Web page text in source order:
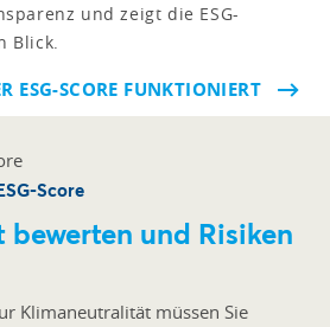
und zeigt die ESG-
Blick.
ESG-SCORE FUNKTIONIERT
Score
und Risiken
Klimaneutralität müssen Sie